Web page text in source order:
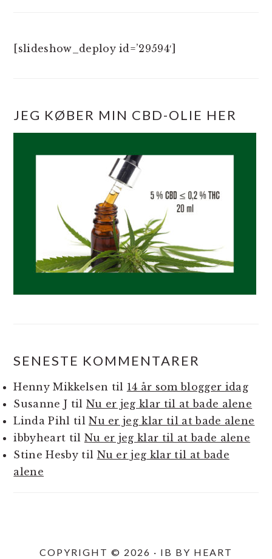
[slideshow_deploy id=’29594′]
JEG KØBER MIN CBD-OLIE HER
SENESTE KOMMENTARER
Henny Mikkelsen til 14 år som blogger idag
Susanne J til Nu er jeg klar til at bade alene
Linda Pihl tilNu er jeg klar til at bade alene
ibbyheart til Nu er jeg klar til at bade alene
Stine Hesbytil Nu er jeg klar til at bade
alene
COPYRIGHT © 2026 · IB BY HEART